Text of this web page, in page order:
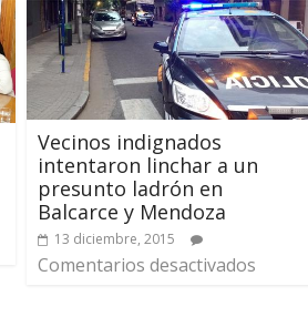
Vecinos indignados
intentaron linchar a un
presunto ladrón en
Balcarce y Mendoza
13 diciembre, 2015
Comentarios desactivados